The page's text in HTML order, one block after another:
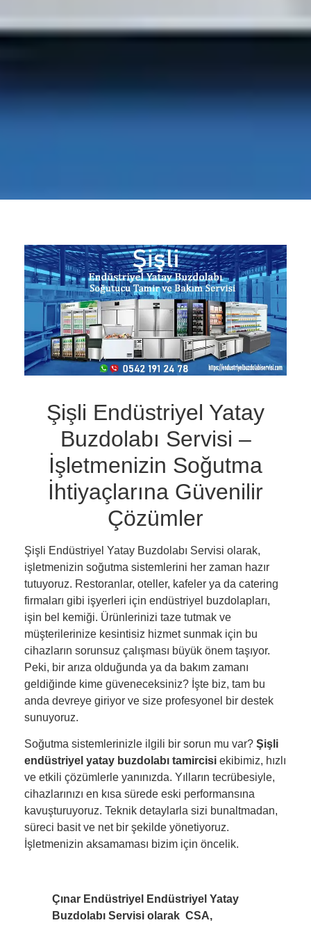
Şişli Endüstriyel Yatay
Buzdolabı Servisi –
İşletmenizin Soğutma
İhtiyaçlarına Güvenilir
Çözümler
Şişli Endüstriyel Yatay Buzdolabı Servisi olarak,
işletmenizin soğutma sistemlerini her zaman hazır
tutuyoruz. Restoranlar, oteller, kafeler ya da catering
firmaları gibi işyerleri için endüstriyel buzdolapları,
işin bel kemiği. Ürünlerinizi taze tutmak ve
müşterilerinize kesintisiz hizmet sunmak için bu
cihazların sorunsuz çalışması büyük önem taşıyor.
Peki, bir arıza olduğunda ya da bakım zamanı
geldiğinde kime güveneceksiniz? İşte biz, tam bu
anda devreye giriyor ve size profesyonel bir destek
sunuyoruz.
Soğutma sistemlerinizle ilgili bir sorun mu var? Şişli
endüstriyel yatay buzdolabı tamircisi ekibimiz, hızlı
ve etkili çözümlerle yanınızda. Yılların tecrübesiyle,
cihazlarınızı en kısa sürede eski performansına
kavuşturuyoruz. Teknik detaylarla sizi bunaltmadan,
süreci basit ve net bir şekilde yönetiyoruz.
İşletmenizin aksamaması bizim için öncelik.
Çınar Endüstriyel Endüstriyel Yatay
Buzdolabı Servisi olarak CSA,